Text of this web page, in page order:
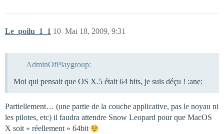
Le_poilu_1_1 Mai 18, 2009, 9:31
10
AdminOfPlaygroup:
Moi qui pensait que OS X.5 était 64 bits, je suis déçu ! :ane:
Partiellement… (une partie de la couche applicative, pas le noyau ni
les pilotes, etc) il faudra attendre Snow Leopard pour que MacOS
X soit « réellement » 64bit